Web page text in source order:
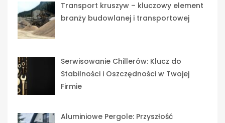
Transport kruszyw – kluczowy element
branży budowlanej i transportowej
Serwisowanie Chillerów: Klucz do
Stabilności i Oszczędności w Twojej
Firmie
Aluminiowe Pergole: Przyszłość